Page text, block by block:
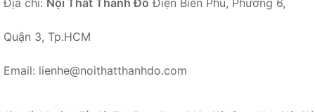
Địa chỉ: Nội Thất Thành Đô Điện Biên Phủ, Phường 6,
Quận 3, Tp.HCM
Email: lienhe@noithatthanhdo.com